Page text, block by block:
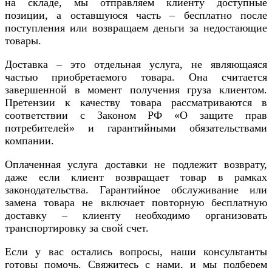
позиции, а оставшуюся часть – бесплатно после
поступления или возвращаем деньги за недостающие
товары.
Доставка – это отдельная услуга, не являющаяся
частью приобретаемого товара. Она считается
завершенной в момент получения груза клиентом.
Претензии к качеству товара рассматриваются в
соответствии с Законом РФ «О защите прав
потребителей» и гарантийными обязательствами
компании.
Оплаченная услуга доставки не подлежит возврату,
даже если клиент возвращает товар в рамках
законодательства. Гарантийное обслуживание или
замена товара не включает повторную бесплатную
доставку – клиенту необходимо организовать
транспортировку за свой счет.
Если у вас остались вопросы, наши консультанты
готовы помочь. Свяжитесь с нами, и мы подберем